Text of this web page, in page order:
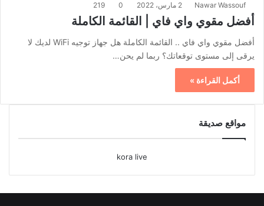
Nawar Wassouf 2 مارس، 2022 0
219
أفضل مقوي واي فاي | القائمة الكاملة
أفضل مقوي واي فاي .. القائمة الكاملة هل جهاز توجيه WiFi لديك لا
يرقى إلى مستوى توقعاتك؟ ربما لم يحن…
أكمل القراءة »
مواقع صديقة
kora live